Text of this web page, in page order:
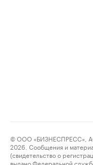
© ООО «БИЗНЕСПРЕСС»,
2026. Сообщения и
(свидетельство о
выдано Федеральной